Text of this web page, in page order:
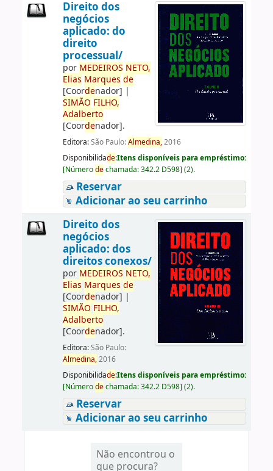
Direito dos
negócios
aplicado: do
direito
processual/
por MEDEIROS NETO,
Elias Marques de
[Coordenador] |
SIMÃO FILHO,
Adalberto
[Coordenador].
Editora:São Paulo:Almedina,2016
Disponibilidade:Itens disponíveis para empréstimo:
[Númerodechamada:342.2 D598] (2).
Reservar
Adicionar ao seu carrinho
Direito dos
negócios
aplicado: dos
direitos conexos/
por MEDEIROS NETO,
Elias Marques de
[Coordenador] |
SIMÃO FILHO,
Adalberto
[Coordenador].
Editora:São Paulo:
Almedina,2016
Disponibilidade:Itens disponíveis para empréstimo:
[Númerodechamada:342.2 D598] (2).
Reservar
Adicionar ao seu carrinho
Não encontrou o
que procura?